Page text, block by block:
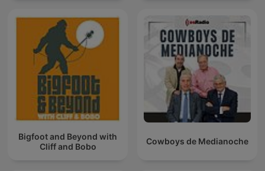
Bigfoot and Beyond with
Cliff and Bobo
Cowboys de Medianoche